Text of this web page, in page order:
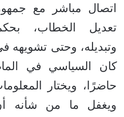
اتصال مباشر مع
تعديل الخطاب،
وتبديله، وحتى تشويهه
كان السياسي في
حاضرًا، ويختار
ويغفل ما من شأنه